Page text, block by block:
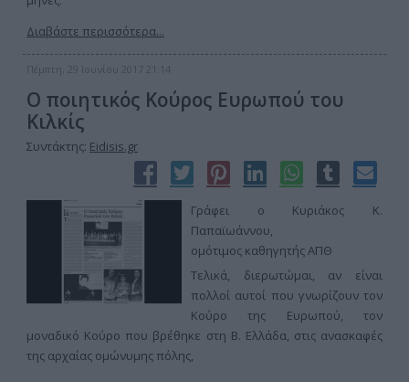
Διαβάστε περισσότερα...
Πέμπτη, 29 Ιουνίου 2017 21:14
Ο ποιητικός Κούρος Ευρωπού του
Κιλκίς
Συντάκτης: Eidisis.gr
Γράφει ο Κυριάκος Κ.
Παπαϊωάννου,
ομότιμος καθηγητής ΑΠΘ
Τελικά, διερωτώμαι, αν είναι
πολλοί αυτοί που γνωρίζουν τον
Κούρο της Ευρωπού, τον
μοναδικό Κούρο που βρέθηκε στη Β. Ελλάδα, στις ανασκαφές
της αρχαίας ομώνυμης πόλης,